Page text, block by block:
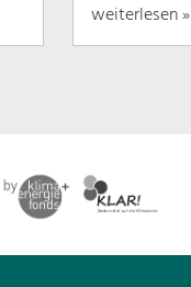
weiterlesen »